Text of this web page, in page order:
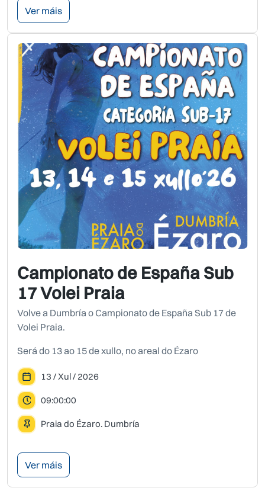
Ver máis
Campionato de España Sub
17 Volei Praia
Volve a Dumbría o Campionato de España Sub 17 de
Volei Praia.
Será do 13 ao 15 de xullo, no areal do Ézaro
13 / Xul / 2026
09:00:00
Praia do Ézaro. Dumbría
Ver máis